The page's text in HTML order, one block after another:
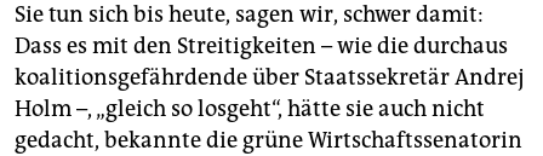
Sie tun sich bis heute, sagen wir, schwer damit:
Dass es mit den Streitigkeiten – wie die durchaus
koalitionsgefährdende über Staatssekretär Andrej
Holm –, „gleich so losgeht“, hätte sie auch nicht
gedacht, bekannte die grüne Wirtschaftssenatorin